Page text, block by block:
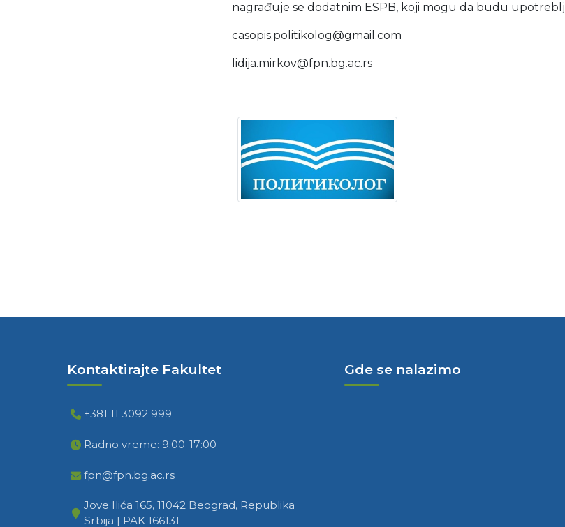
nagrađuje se dodatnim ESPB, koji mogu da budu
casopis.politikolog@gmail.com
lidija.mirkov@fpn.bg.ac.rs
Kontaktirajte Fakultet
+381 11 3092 999
Radno vreme: 9:00-17:00
fpn@fpn.bg.ac.rs
Jove Ilića 165, 11042 Beograd, Republika
Srbija | PAK 166131
Gde se nalazimo